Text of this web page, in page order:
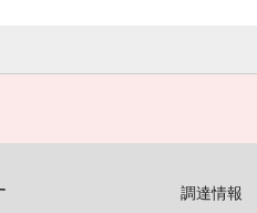
調達情報